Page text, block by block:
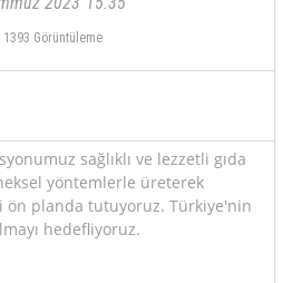
1393 Görüntüleme
sağlıklı ve lezzetli gıda
yöntemlerle üreterek
planda tutuyoruz. Türkiye'nin
hedefliyoruz.